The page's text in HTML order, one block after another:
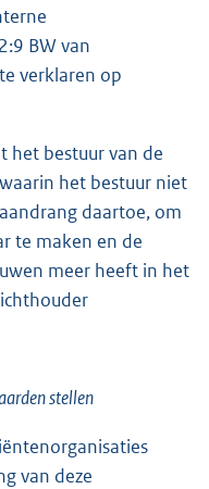
BW van
verklaren op
het bestuur van de
het bestuur niet
daartoe, om
te maken en de
meer heeft in het
stellen
van deze